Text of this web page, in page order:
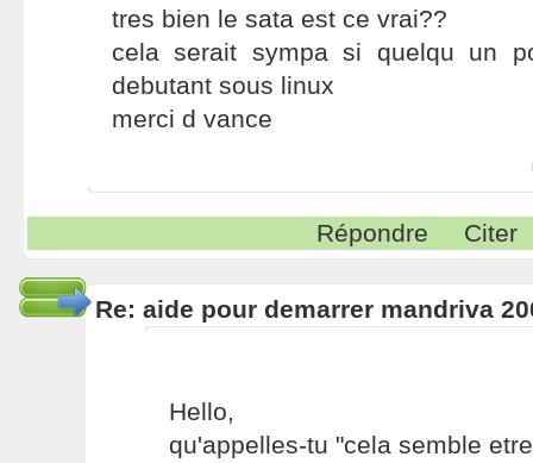
tres bien le sata est ce vrai??
cela serait sympa si quelqu un
debutant sous linux
merci d vance
Répondre Citer
Re: aide pour demarrer mandriva
Hello,
qu'appelles-tu "cela semble